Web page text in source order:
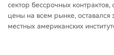
сектор бессрочных
цены на всем рынке, оставался
местных американских